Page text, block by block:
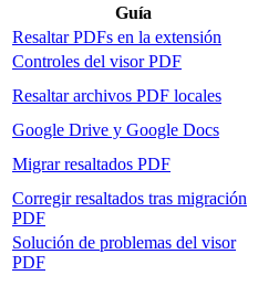
Guía
Resaltar PDFs en la extensión
Controles del visor PDF
Resaltar archivos PDF locales
Google Drive y Google Docs
Migrar resaltados PDF
Corregir resaltados tras migración
PDF
Solución de problemas del visor
PDF